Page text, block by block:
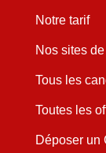
Notre tarif
Nos sites
Tous les
Toutes les
Déposer un